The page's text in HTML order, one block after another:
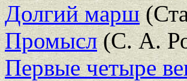
Долгий марш
Промысл(С. А.
Первые четыре